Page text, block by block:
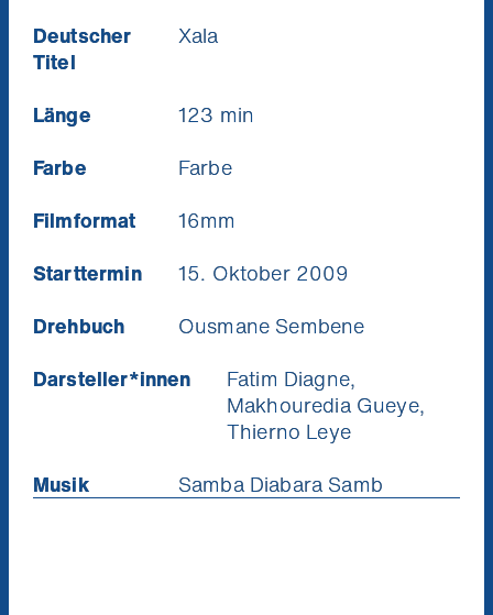
Deutscher
Titel
Xala
Länge
123 min
Farbe
Farbe
Filmformat
16mm
Starttermin
15. Oktober 2009
Drehbuch
Ousmane Sembene
Darsteller*innen
Fatim Diagne,
Makhouredia Gueye,
Thierno Leye
Musik
Samba Diabara Samb